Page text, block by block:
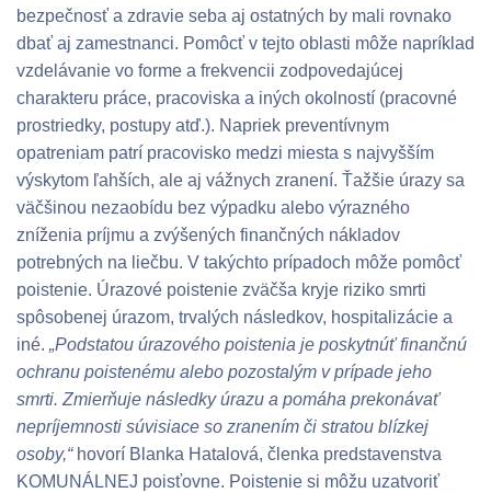
bezpečnosť a zdravie seba aj ostatných by mali rovnako
dbať aj zamestnanci. Pomôcť v tejto oblasti môže napríklad
vzdelávanie vo forme a frekvencii zodpovedajúcej
charakteru práce, pracoviska a iných okolností (pracovné
prostriedky, postupy atď.). Napriek preventívnym
opatreniam patrí pracovisko medzi miesta s najvyšším
výskytom ľahších, ale aj vážnych zranení. Ťažšie úrazy sa
väčšinou nezaobídu bez výpadku alebo výrazného
zníženia príjmu a zvýšených finančných nákladov
potrebných na liečbu. V takýchto prípadoch môže pomôcť
poistenie. Úrazové poistenie zväčša kryje riziko smrti
spôsobenej úrazom, trvalých následkov, hospitalizácie a
iné. „Podstatou úrazového poistenia je poskytnúť finančnú
ochranu poistenému alebo pozostalým v prípade jeho
smrti. Zmierňuje následky úrazu a pomáha prekonávať
nepríjemnosti súvisiace so zranením či stratou blízkej
osoby,“hovorí Blanka Hatalová, členka predstavenstva
KOMUNÁLNEJ poisťovne. Poistenie si môžu uzatvoriť